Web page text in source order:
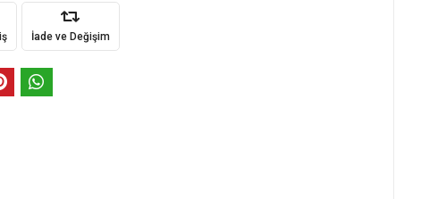
İade ve Değişim